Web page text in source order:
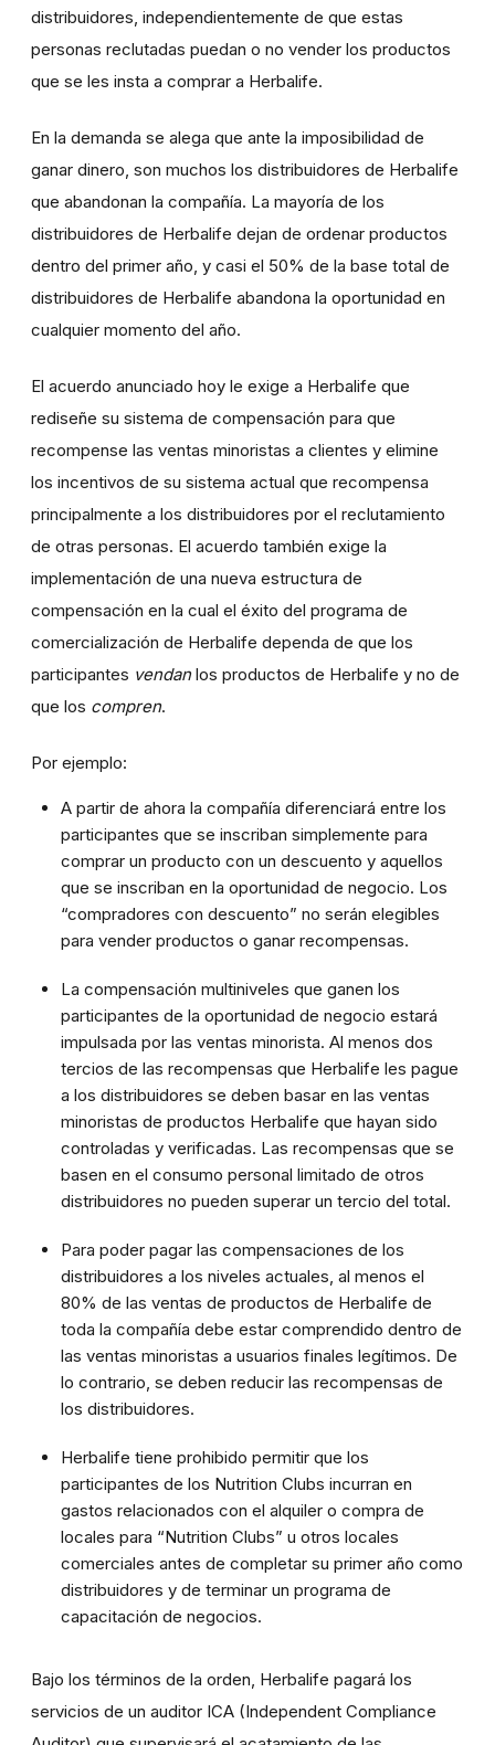
distribuidores, independientemente de que estas
personas reclutadas puedan o no vender los productos
que se les insta a comprar a Herbalife.
En la demanda se alega que ante la imposibilidad de
ganar dinero, son muchos los distribuidores de Herbalife
que abandonan la compañía. La mayoría de los
distribuidores de Herbalife dejan de ordenar productos
dentro del primer año, y casi el 50% de la base total de
distribuidores de Herbalife abandona la oportunidad en
cualquier momento del año.
El acuerdo anunciado hoy le exige a Herbalife que
rediseñe su sistema de compensación para que
recompense las ventas minoristas a clientes y elimine
los incentivos de su sistema actual que recompensa
principalmente a los distribuidores por el reclutamiento
de otras personas. El acuerdo también exige la
implementación de una nueva estructura de
compensación en la cual el éxito del programa de
comercialización de Herbalife dependa de que los
participantes vendanlos productos de Herbalife y no de
que los compren.
Por ejemplo:
A partir de ahora la compañía diferenciará entre los
participantes que se inscriban simplemente para
comprar un producto con un descuento y aquellos
que se inscriban en la oportunidad de negocio. Los
“compradores con descuento” no serán elegibles
para vender productos o ganar recompensas.
La compensación multiniveles que ganen los
participantes de la oportunidad de negocio estará
impulsada por las ventas minorista. Al menos dos
tercios de las recompensas que Herbalife les pague
a los distribuidores se deben basar en las ventas
minoristas de productos Herbalife que hayan sido
controladas y verificadas. Las recompensas que se
basen en el consumo personal limitado de otros
distribuidores no pueden superar un tercio del total.
Para poder pagar las compensaciones de los
distribuidores a los niveles actuales, al menos el
80% de las ventas de productos de Herbalife de
toda la compañía debe estar comprendido dentro de
las ventas minoristas a usuarios finales legítimos. De
lo contrario, se deben reducir las recompensas de
los distribuidores.
Herbalife tiene prohibido permitir que los
participantes de los Nutrition Clubs incurran en
gastos relacionados con el alquiler o compra de
locales para “Nutrition Clubs” u otros locales
comerciales antes de completar su primer año como
distribuidores y de terminar un programa de
capacitación de negocios.
Bajo los términos de la orden, Herbalife pagará los
servicios de un auditor ICA (Independent Compliance